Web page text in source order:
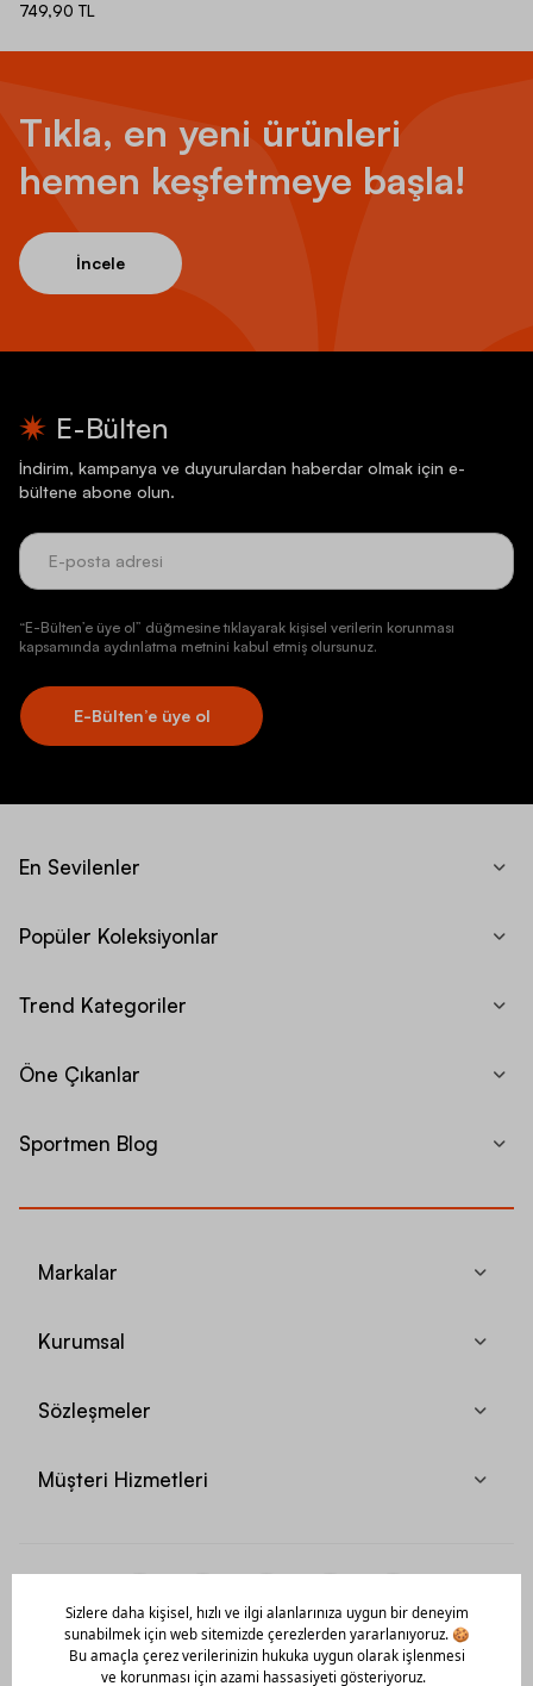
749,90 TL
Tıkla, en yeni ürünleri
hemen keşfetmeye başla!
İncele
E-Bülten
İndirim, kampanya ve duyurulardan haberdar olmak için e-
bültene abone olun.
“E-Bülten’e üye ol” düğmesine tıklayarak kişisel verilerin korunması
kapsamında aydınlatma metnini kabul etmiş olursunuz.
E-Bülten’e üye ol
En Sevilenler
Popüler Koleksiyonlar
Trend Kategoriler
Öne Çıkanlar
Sportmen Blog
Markalar
Kurumsal
Sözleşmeler
Müşteri Hizmetleri